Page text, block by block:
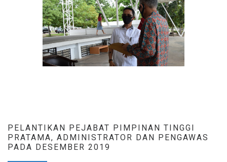
PELANTIKAN PEJABAT PIMPINAN TINGGI
PRATAMA, ADMINISTRATOR DAN PENGAWAS
PADA DESEMBER 2019